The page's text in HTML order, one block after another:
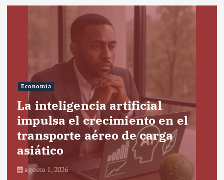
Economía
La inteligencia artificial
impulsa el crecimiento en el
transporte aéreo de carga
asiático
agosto 1, 2026